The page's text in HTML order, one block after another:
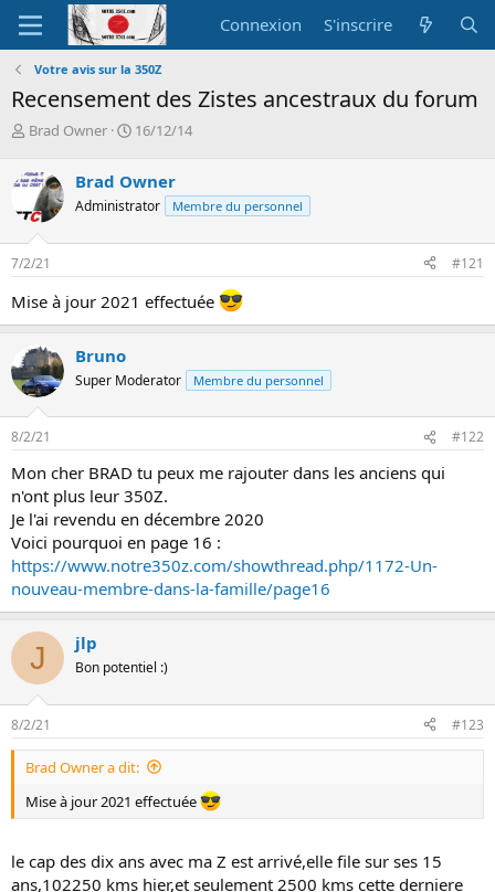
Connexion S'inscrire
Votre avis sur la 350Z
Recensement des Zistes ancestraux du forum
A
t
e
u
r
d
e
a
d
i
s
c
u
s
s
i
n
Brad Owner
D
e
d
d
u
t
16/12/14
Brad Owner
Administrator Membre du personnel
7/2/21 #121
Mise à jour 2021 effectuée
Bruno
Super Moderator Membre du personnel
8/2/21 #122
Mon cher BRAD tu peux me rajouter dans les anciens qui
n'ont plus leur 350Z.
Je l'ai revendu en décembre 2020
Voici pourquoi en page 16 :
https://www.notre350z.com/showthread.php/1172-Un-
nouveau-membre-dans-la-famille/page16
J jlp
Bon potentiel :)
8/2/21 #123
Brad Owner a dit:
Mise à jour 2021 effectuée
le cap des dix ans avec ma Z est arrivé,elle file sur ses 15
ans,102250 kms hier,et seulement 2500 kms cette derniere